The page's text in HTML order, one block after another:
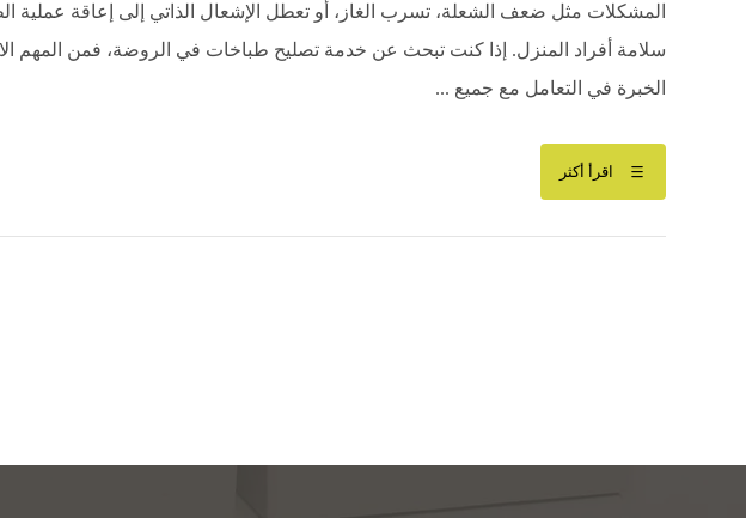
المشكلات مثل ضعف الشعلة، تسرب الغاز، أو تعطل الإشعال الذاتي إلى إعاقة
سلامة أفراد المنزل. إذا كنت تبحث عن خدمة تصليح طباخات في الروضة، فمن المهم
الخبرة في التعامل مع جميع ...
اقرأ أكثر